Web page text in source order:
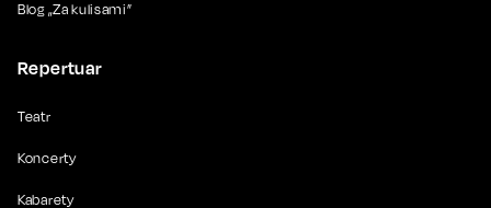
Blog „Za kulisami”
Repertuar
Teatr
Koncerty
Kabarety